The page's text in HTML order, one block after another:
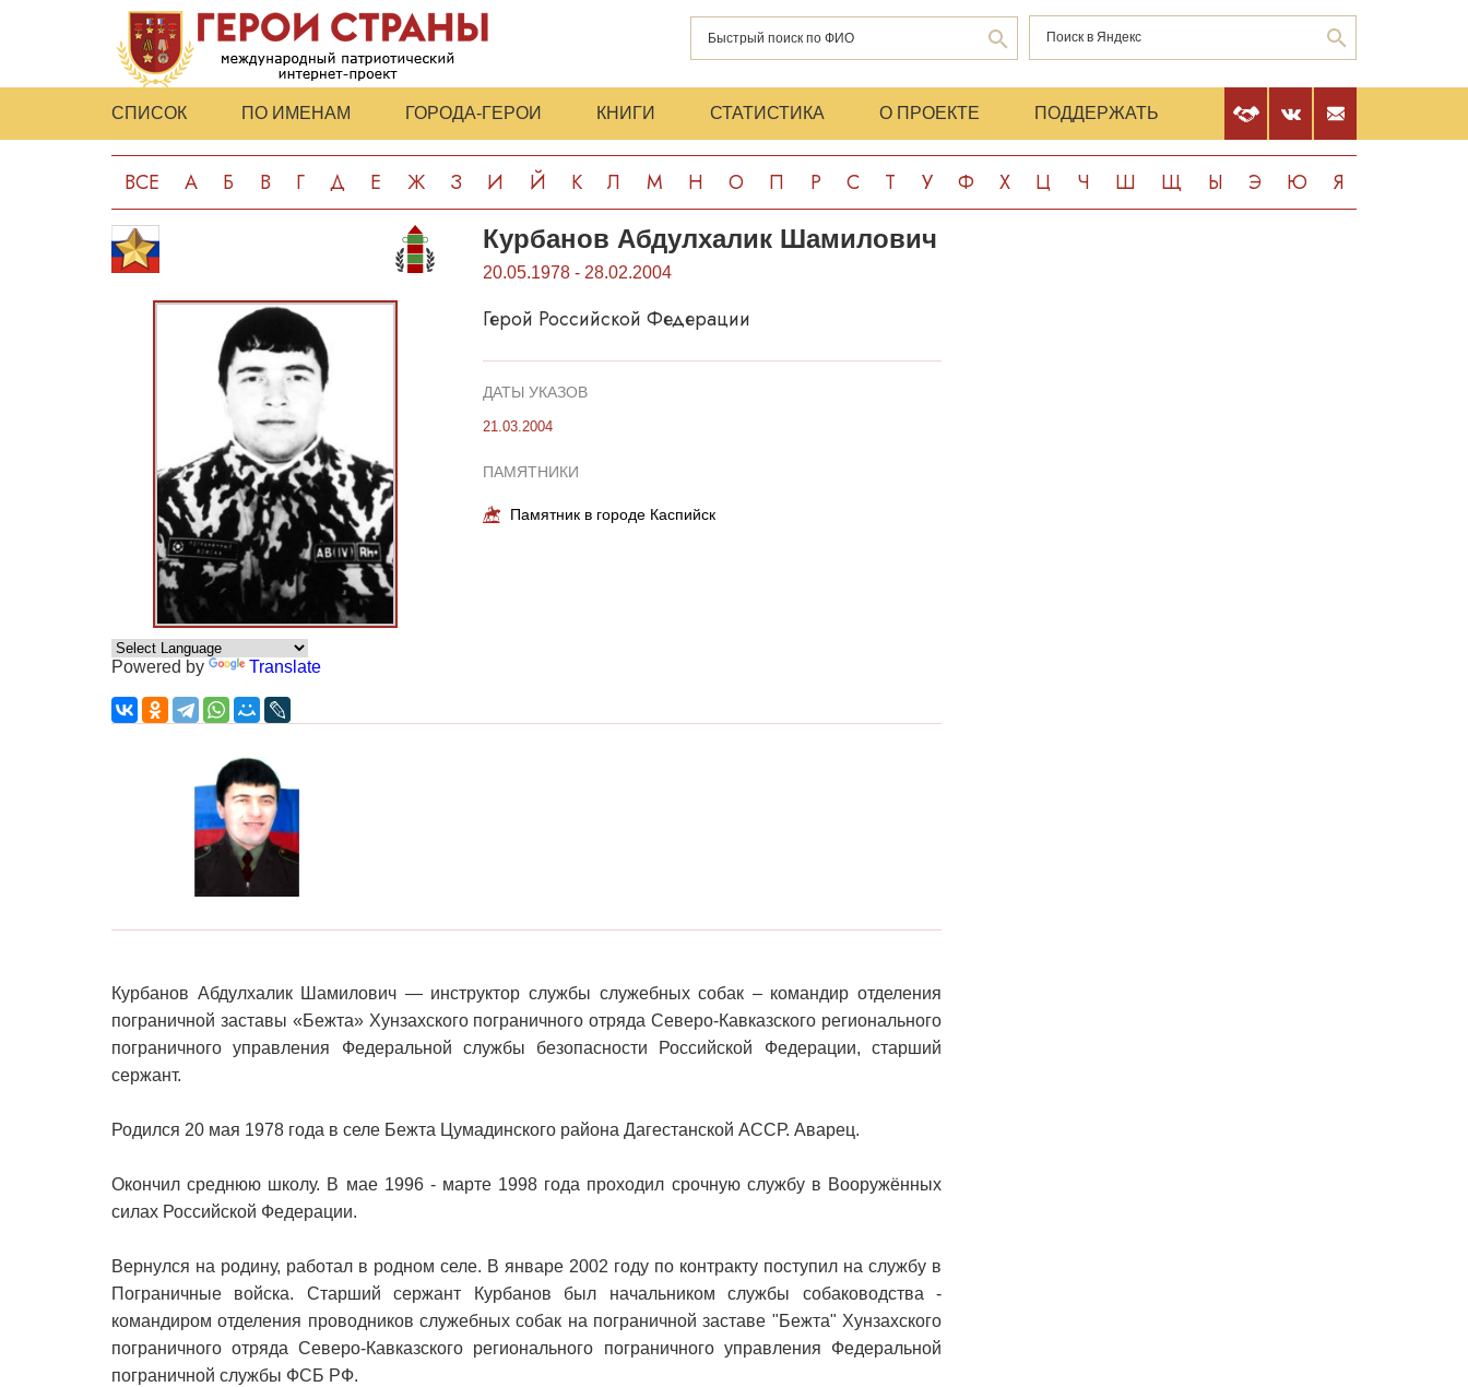
СПИСОК ПО ИМЕНАМ ГОРОДА-ГЕРОИ КНИГИ СТАТИСТИКА О ПРОЕКТЕ ПОДДЕРЖАТЬ
ВСЕ А Б В Г Д Е Ж З И Й К Л М Н О П Р С Т У Ф Х Ц Ч Ш Щ Ы Э Ю Я
Powered by Translate
Курбанов Абдулхалик Шамилович
20.05.1978 - 28.02.2004
Герой Российской Федерации
ДАТЫ УКАЗОВ
21.03.2004
ПАМЯТНИКИ
Памятник в городе Каспийск
Курбанов Абдулхалик Шамилович — инструктор службы служебных собак – командир отделения
пограничной заставы «Бежта» Хунзахского пограничного отряда Северо-Кавказского регионального
пограничного управления Федеральной службы безопасности Российской Федерации, старший
сержант.
Родился 20 мая 1978 года в селе Бежта Цумадинского района Дагестанской АССР. Аварец.
Окончил среднюю школу. В мае 1996 - марте 1998 года проходил срочную службу в Вооружённых
силах Российской Федерации.
Вернулся на родину, работал в родном селе. В январе 2002 году по контракту поступил на службу в
Пограничные войска. Старший сержант Курбанов был начальником службы собаководства -
командиром отделения проводников служебных собак на пограничной заставе "Бежта" Хунзахского
пограничного отряда Северо-Кавказского регионального пограничного управления Федеральной
пограничной службы ФСБ РФ.